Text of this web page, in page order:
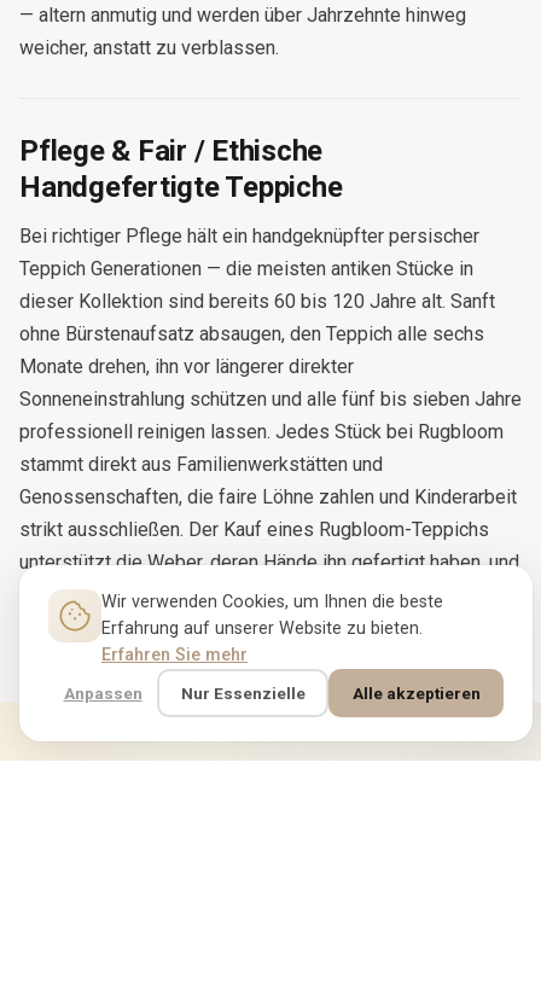
— altern anmutig und werden über Jahrzehnte hinweg
weicher, anstatt zu verblassen.
Pflege & Fair / Ethische
Handgefertigte Teppiche
Bei richtiger Pflege hält ein handgeknüpfter persischer
Teppich Generationen — die meisten antiken Stücke in
dieser Kollektion sind bereits 60 bis 120 Jahre alt. Sanft
ohne Bürstenaufsatz absaugen, den Teppich alle sechs
Monate drehen, ihn vor längerer direkter
Sonneneinstrahlung schützen und alle fünf bis sieben Jahre
professionell reinigen lassen. Jedes Stück bei Rugbloom
stammt direkt aus Familienwerkstätten und
Genossenschaften, die faire Löhne zahlen und Kinderarbeit
strikt ausschließen. Der Kauf eines Rugbloom-Teppichs
unterstützt die Weber, deren Hände ihn gefertigt haben, und
die Tradition, die sie ausgebildet hat.
Wir verwenden Cookies, um Ihnen die beste
Erfahrung auf unserer Website zu bieten.
Erfahren Sie mehr
Anpassen Nur Essenzielle Alle akzeptieren